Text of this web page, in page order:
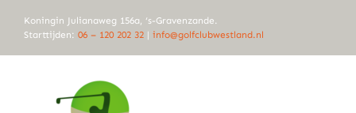
naar
Koningin Julianaweg 156a, ‘s-Gravenzande.
Starttijden: 06 – 120 202 32 | info@golfclubwestland.nl